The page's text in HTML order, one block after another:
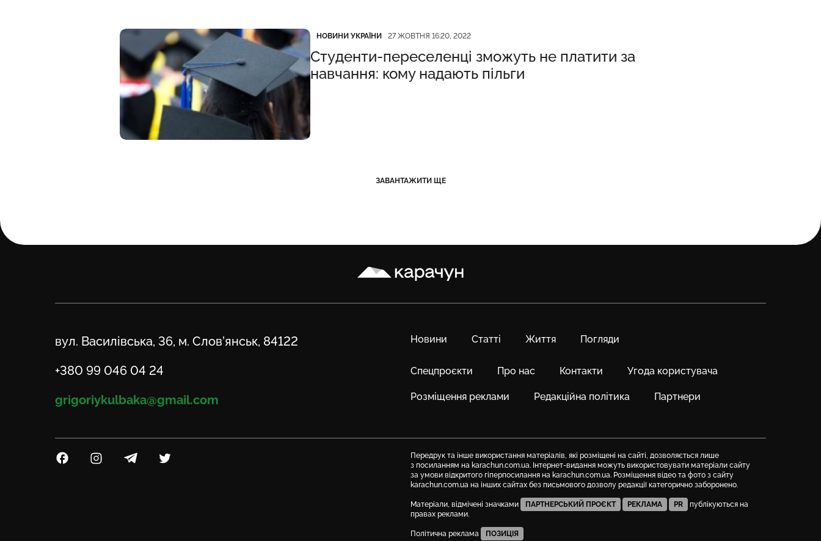
Категорія
НОВИНИ УКРАЇНИ
Дата публікації 27 ЖОВТНЯ 16:20, 2022
Студенти-переселенці зможуть не платити за
навчання: кому надають пільги
ЗАВАНТАЖИТИ ЩЕ
Карачун
Новини Статті Життя Погляди
Спецпроєкти Про нас Контакти Угода користувача
Розміщення реклами Редакційна політика Партнери
Адреса
вул. Василівська, 36, м. Слов’янськ, 84122
Телефон
+380 99 046 04 24
Email
grigoriykulbaka@gmail.com
Посилання на Facebook
Посилання на Instagram
Посилання на Telegram
Посилання на Twitter
Передрук та інше використання матеріалів, які розміщені на сайті, дозволяється лише
з посиланням на karachun.com.ua. Інтернет-видання можуть використовувати матеріали сайту
за умови відкритого гіперпосилання на karachun.com.ua. Розміщення відео та фото з сайту
karachun.com.ua на інших сайтах без письмового дозволу редакції категорично заборонено.
Матеріали, відмічені значками ПАРТНЕРСЬКИЙ ПРОЄКТ РЕКЛАМА PR
публікуються на
правах реклами.
Політична реклама ПОЗИЦІЯ